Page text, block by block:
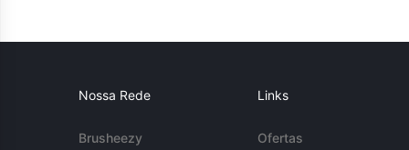
Nossa Rede
Brusheezy
Links
Ofertas